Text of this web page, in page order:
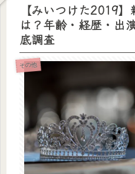
【みいつけた2019
は？年齢・経歴・出
底調査
その他